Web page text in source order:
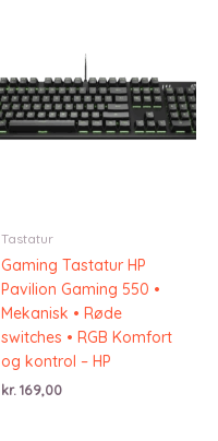
Tastatur
Gaming Tastatur HP
Pavilion Gaming 550 •
Mekanisk • Røde
switches • RGB Komfort
og kontrol – HP
kr. 169,00